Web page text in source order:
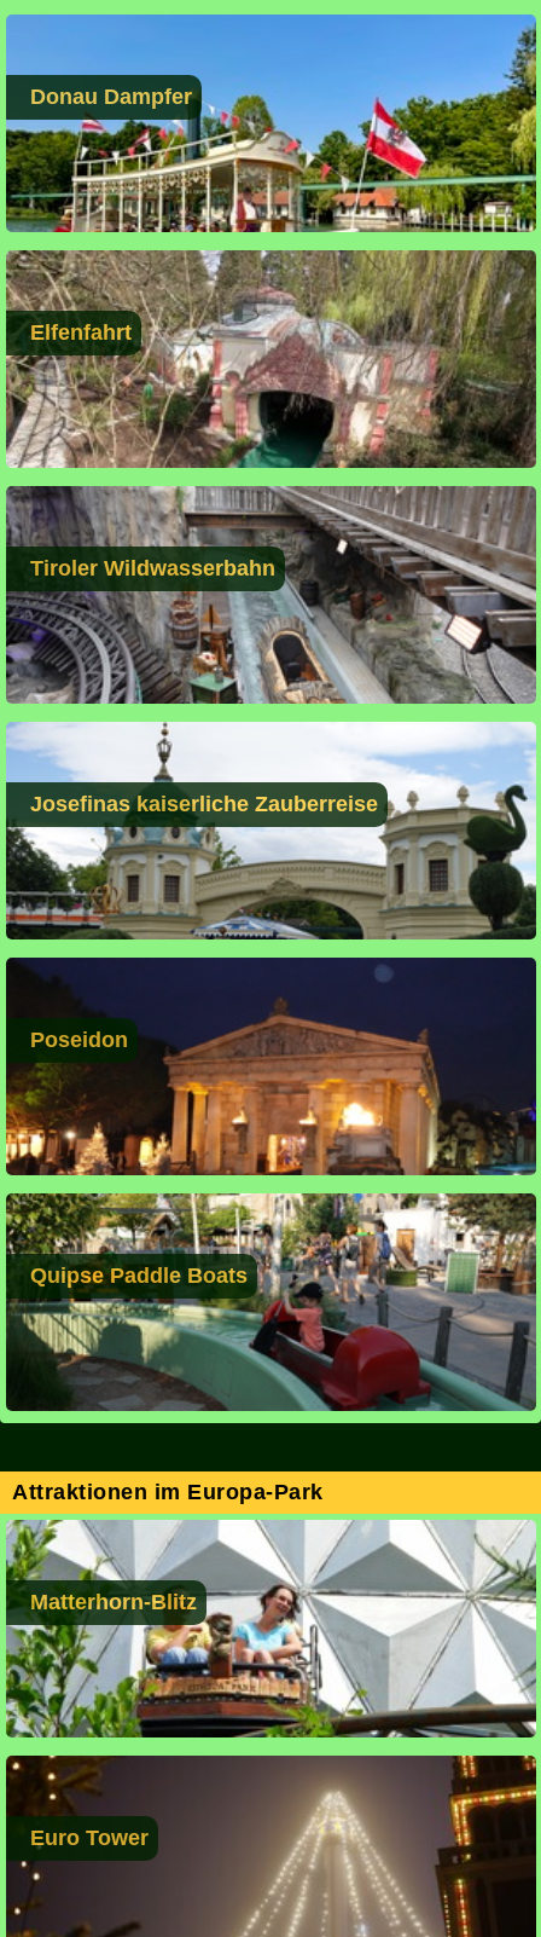
Donau Dampfer
Elfenfahrt
Tiroler Wildwasserbahn
Josefinas kaiserliche Zauberreise
Poseidon
Quipse Paddle Boats
Attraktionen im Europa-Park
Matterhorn-Blitz
Euro Tower